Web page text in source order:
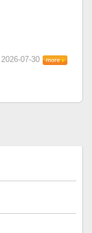
2026-07-30